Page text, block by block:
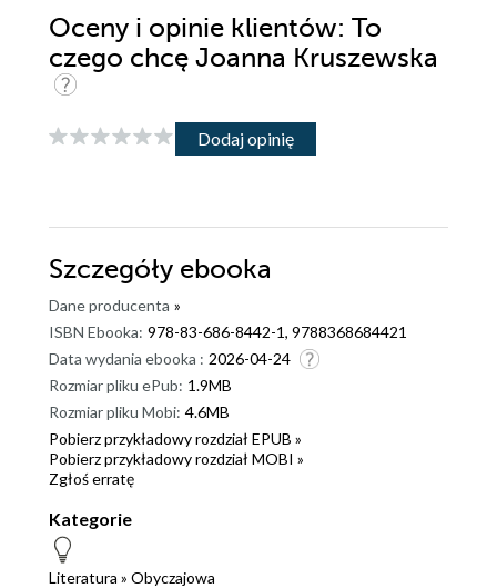
Oceny i opinie klientów: To
czego chcę Joanna Kruszewska
Dodaj opinię
Szczegóły ebooka
Dane producenta »
ISBN Ebooka: 978-83-686-8442-1, 9788368684421
Data wydania ebooka : 2026-04-24
Rozmiar pliku ePub: 1.9MB
Rozmiar pliku Mobi: 4.6MB
Pobierz przykładowy rozdział EPUB »
Pobierz przykładowy rozdział MOBI »
Zgłoś erratę
Kategorie
Literatura » Obyczajowa